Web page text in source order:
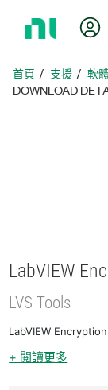
頁
首頁 支援 軟
DOWNLOAD
LabVIEW
LVS Tools
LabVIEW
+ 閱讀更多